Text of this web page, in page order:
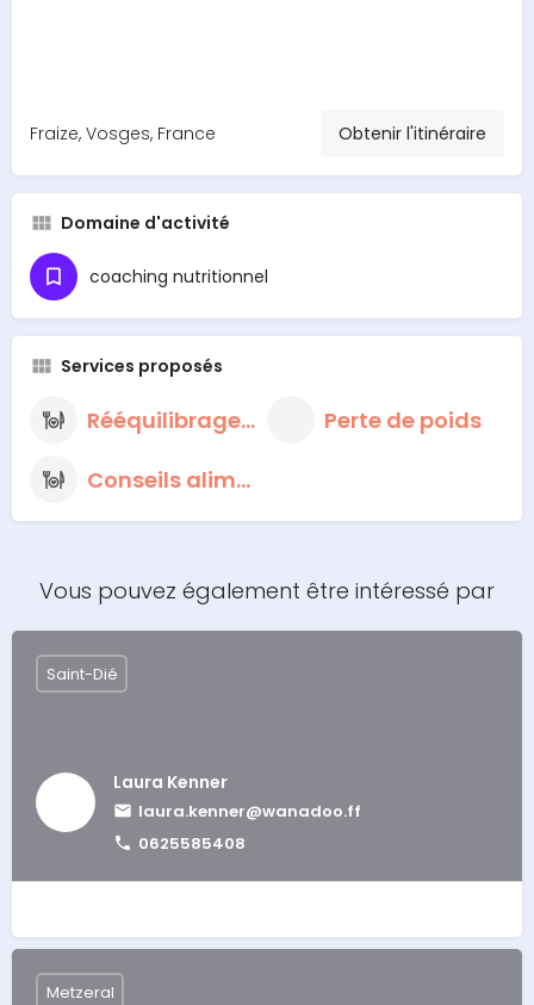
Fraize, Vosges, France Obtenir l'itinéraire
Domaine d'activité
coaching nutritionnel
Services proposés
Rééquilibrage alimentaire
Perte de poids
Conseils alimentaires nutritionnels
Vous pouvez également être intéressé par
Laura Kenner
laura.kenner@wanadoo.ff
0625585408
Saint-Dié
Metzeral